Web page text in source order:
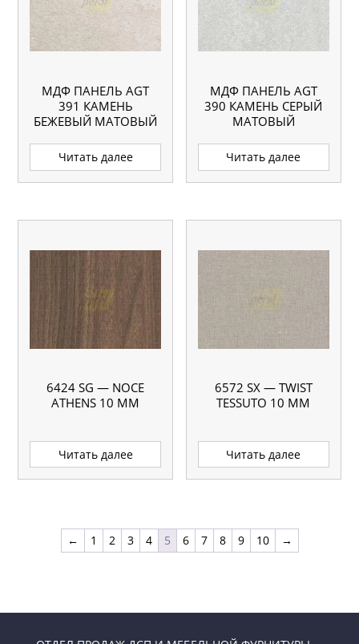
МДФ ПАНЕЛЬ AGT
391 КАМЕНЬ
БЕЖЕВЫЙ МАТОВЫЙ
Читать далее
МДФ ПАНЕЛЬ AGT
390 КАМЕНЬ СЕРЫЙ
МАТОВЫЙ
Читать далее
6424 SG — NOCE
ATHENS 10 ММ
Читать далее
6572 SX — TWIST
TESSUTO 10 ММ
Читать далее
← 1 2 3 4 5 6 7 8 9 10 →